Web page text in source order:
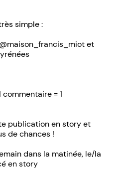
simple :
et
= 1
publication en story et
de chances !
dans la matinée, le/la
en story